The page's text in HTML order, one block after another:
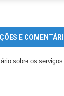
E
sobre os